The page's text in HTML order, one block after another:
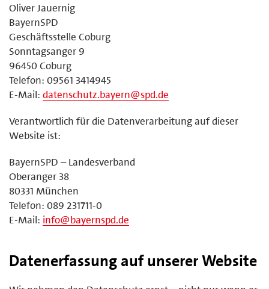
Oliver Jauernig
BayernSPD
Geschäftsstelle Coburg
Sonntagsanger 9
96450 Coburg
Telefon: 09561 3414945
E-Mail: datenschutz.bayern@spd.de
Verantwortlich für die Datenverarbeitung auf dieser
Website ist:
BayernSPD – Landesverband
Oberanger 38
80331 München
Telefon: 089 231711-0
E-Mail: info@bayernspd.de
Datenerfassung auf unserer Website